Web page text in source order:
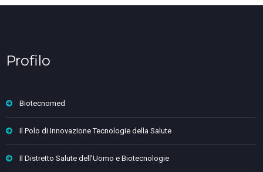
Profilo
Biotecnomed
Il Polo di Innovazione Tecnologie della Salute
Il Distretto Salute dell’Uomo e Biotecnologie